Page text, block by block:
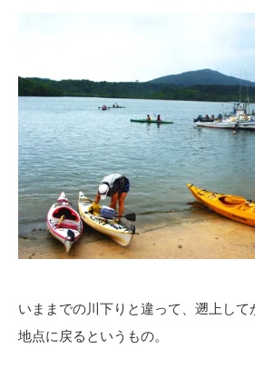
いままでの川下りと違って、遡上して
地点に戻るというもの。